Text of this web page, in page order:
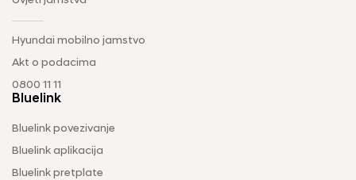
Hyundai mobilno jamstvo
Akt o podacima
0800 11 11
Bluelink
Bluelink povezivanje
Bluelink aplikacija
Bluelink pretplate